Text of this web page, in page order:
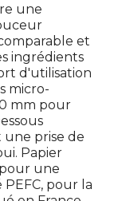
une
et
ingrédients
d'utilisation
micro-
mm pour
prise de
Papier
une
pour la